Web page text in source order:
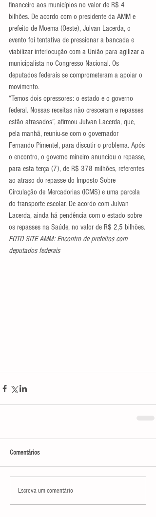
financeiro aos municípios no valor de R$ 4
bilhões. De acordo com o presidente da AMM e
prefeito de Moema (Oeste), Julvan Lacerda, o
evento foi tentativa de pressionar a bancada e
viabilizar interlocução com a União para agilizar a
municipalista no Congresso Nacional. Os
deputados federais se comprometeram a apoiar o
movimento.
“Temos dois opressores: o estado e o governo
federal. Nossas receitas não cresceram e repasses
estão atrasados”, afirmou Julvan Lacerda, que,
pela manhã, reuniu-se com o governador
Fernando Pimentel, para discutir o problema. Após
o encontro, o governo mineiro anunciou o repasse,
para esta terça (7), de R$ 378 milhões, referentes
ao atraso do repasse do Imposto Sobre
Circulação de Mercadorias (ICMS) e uma parcela
do transporte escolar. De acordo com Julvan
Lacerda, ainda há pendência com o estado sobre
os repasses na Saúde, no valor de R$ 2,5 bilhões.
FOTO SITE AMM: Encontro de prefeitos com
deputados federais
Comentários
Escreva um comentário